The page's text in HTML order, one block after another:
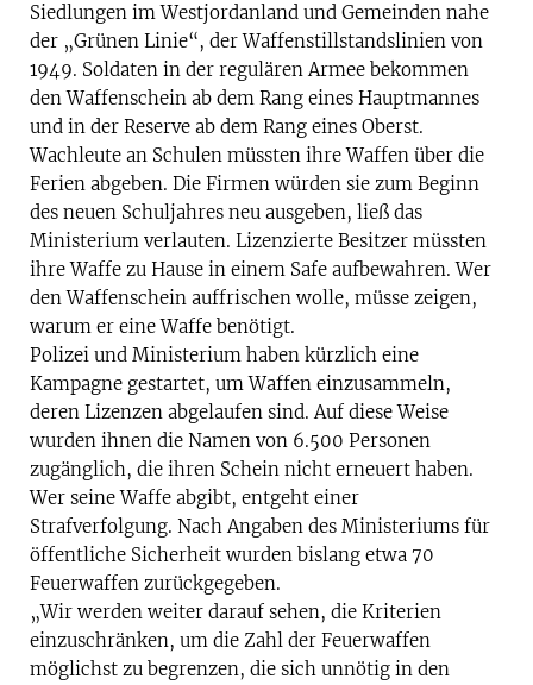
Siedlungen im Westjordanland und Gemeinden nahe
der „Grünen Linie“, der Waffenstillstandslinien von
1949. Soldaten in der regulären Armee bekommen
den Waffenschein ab dem Rang eines Hauptmannes
und in der Reserve ab dem Rang eines Oberst.
Wachleute an Schulen müssten ihre Waffen über die
Ferien abgeben. Die Firmen würden sie zum Beginn
des neuen Schuljahres neu ausgeben, ließ das
Ministerium verlauten. Lizenzierte Besitzer müssten
ihre Waffe zu Hause in einem Safe aufbewahren. Wer
den Waffenschein auffrischen wolle, müsse zeigen,
warum er eine Waffe benötigt.
Polizei und Ministerium haben kürzlich eine
Kampagne gestartet, um Waffen einzusammeln,
deren Lizenzen abgelaufen sind. Auf diese Weise
wurden ihnen die Namen von 6.500 Personen
zugänglich, die ihren Schein nicht erneuert haben.
Wer seine Waffe abgibt, entgeht einer
Strafverfolgung. Nach Angaben des Ministeriums für
öffentliche Sicherheit wurden bislang etwa 70
Feuerwaffen zurückgegeben.
„Wir werden weiter darauf sehen, die Kriterien
einzuschränken, um die Zahl der Feuerwaffen
möglichst zu begrenzen, die sich unnötig in den